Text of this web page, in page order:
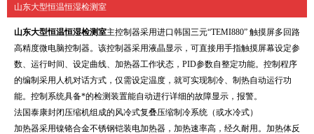
山东大型恒温恒湿检测室
山东大型恒温恒湿检测室主控制器采用进口韩国三元“TEMI880” 触摸屏多回路
高精度微电脑控制器。该控制器采用液晶显示，可直接用手指触摸屏幕设定参
数、运行时间、设定曲线、加热器工作状态，PID参数自整定功能。控制程序
的编制采用人机对话方式，仅需设定温度，就可实现制冷、制热自动运行功
能。控制系统具备*的检测装置能自动进行详细的故障显示，报警。
法国泰康封闭压缩机组成的风冷式复叠压缩制冷系统（或水冷式）
加热器采用镍铬合金不锈钢铠装电加热器，加热速率高，经久耐用。加热体反